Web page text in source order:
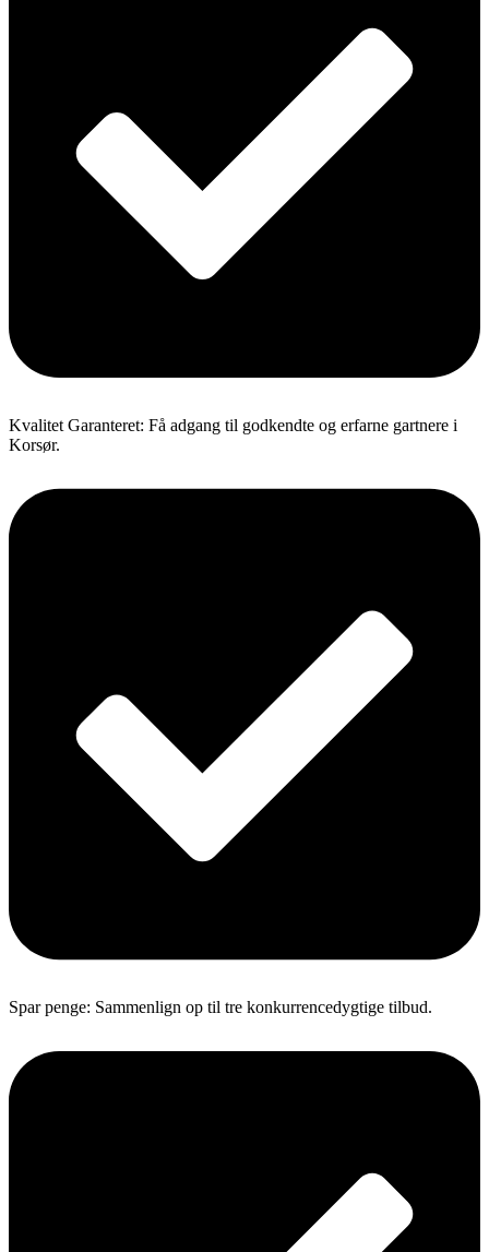
Kvalitet Garanteret: Få adgang til godkendte og erfarne gartnere i
Korsør.
Spar penge: Sammenlign op til tre konkurrencedygtige tilbud.